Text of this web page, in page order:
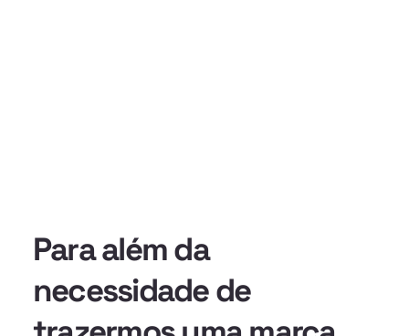
Para além da
necessidade de